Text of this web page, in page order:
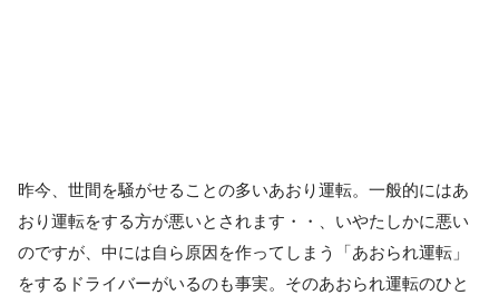
昨今、世間を騒がせることの多いあおり運転。一般的にはあ
おり運転をする方が悪いとされます・・、いやたしかに悪い
のですが、中には自ら原因を作ってしまう「あおられ運転」
をするドライバーがいるのも事実。そのあおられ運転のひと